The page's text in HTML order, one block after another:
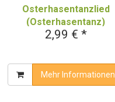
Osterhasentanzlied
(Osterhasentanz)
2,99 € *
Mehr Informationen